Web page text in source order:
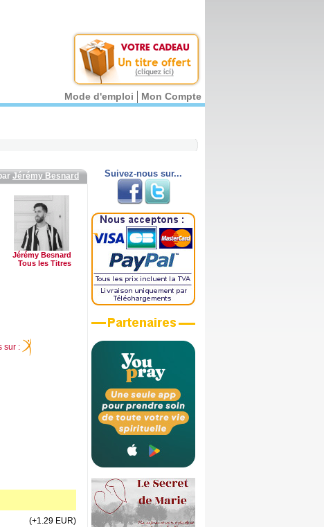
Mode d'emploi Mon Compte
Jérémy Besnard
Jérémy Besnard
Tous les Titres
sur :
(+1.29 EUR)
Suivez-nous sur...